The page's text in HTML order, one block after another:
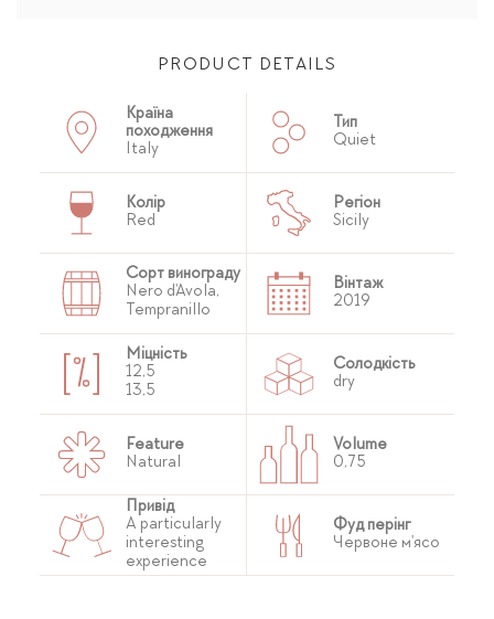
PRODUCT DETAILS
Країна
походження
Italy
Тип
Quiet
Колір
Red
Регіон
Sicily
Сорт винограду
Nero d'Avola,
Tempranillo
Вінтаж
2019
Міцність
12,5
13,5
Солодкість
dry
Feature
Natural
Volume
0,75
Привід
A particularly
interesting
experience
Фуд перінг
Червоне м'ясо